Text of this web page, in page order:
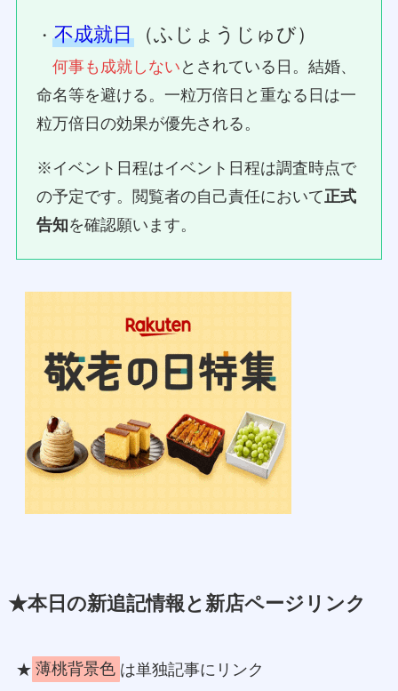
・不成就日 （ふじょうじゅび）
何事も成就しない とされている日。結婚、
命名等を避ける。一粒万倍日と重なる日は一
粒万倍日の効果が優先される。
※イベント日程はイベント日程は調査時点で
の予定です。閲覧者の自己責任において正式
告知を確認願います。
★本日の新追記情報と新店ページリンク
★ 薄桃背景色 は単独記事にリンク